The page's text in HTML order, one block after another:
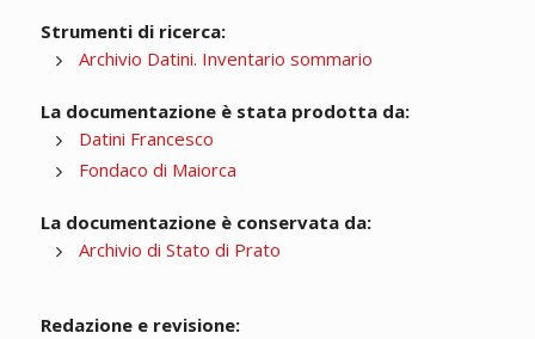
Strumenti di ricerca:
Archivio Datini. Inventario sommario
La documentazione è stata prodotta da:
Datini Francesco
Fondaco di Maiorca
La documentazione è conservata da:
Archivio di Stato di Prato
Redazione e revisione: